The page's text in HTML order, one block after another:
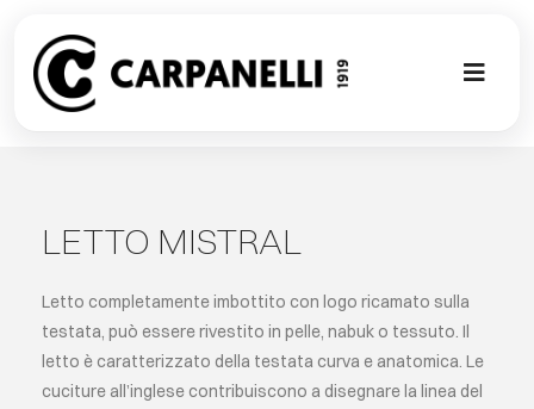
content
Toggle
CLASSIC
PROJECT
LETTO MISTRAL
Letto completamente imbottito con logo ricamato sulla
testata, può essere rivestito in pelle, nabuk o tessuto. Il
letto è caratterizzato della testata curva e anatomica. Le
cuciture all’inglese contribuiscono a disegnare la linea del